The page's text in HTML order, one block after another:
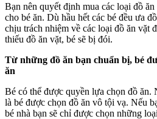
Bạn nên quyết định mua các loại đồ
cho bé ăn. Dù hầu hết các bé đều ưa
chịu trách nhiệm về các loại đồ ăn vặt
thiếu đồ ăn vặt, bé sẽ bị đói.
Từ những đồ ăn bạn chuẩn bị, bé
ăn
Bé có thể được quyền lựa chọn đồ ăn.
là bé được chọn đồ ăn vô tội vạ. Nếu
bé nhà bạn sẽ chỉ được chọn những